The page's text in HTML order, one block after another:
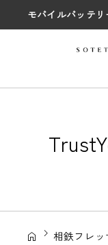
モバイルバッテ
相鉄フレッ